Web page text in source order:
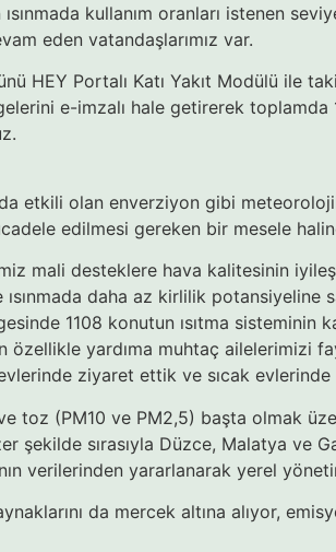
kullanım oranları istenen
eden vatandaşlarımız var.
HEY Portalı Katı Yakıt Modülü ile
e-imzalı hale getirerek
etkili olan enverziyon gibi
edilmesi gereken bir mesele
mali desteklere hava kalitesinin
daha az kirlilik potansiyeline
1108 konutun ısıtma sisteminin
yardıma muhtaç ailelerimizi
ziyaret ettik ve sıcak evlerinde
toz (PM10 ve PM2,5) başta olmak
şekilde sırasıyla Düzce, Malatya ve
verilerinden yararlanarak yerel
da mercek altına alıyor,